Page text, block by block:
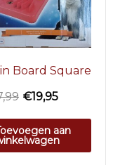
Board Square
€19,95
aan